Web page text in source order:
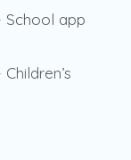
School app